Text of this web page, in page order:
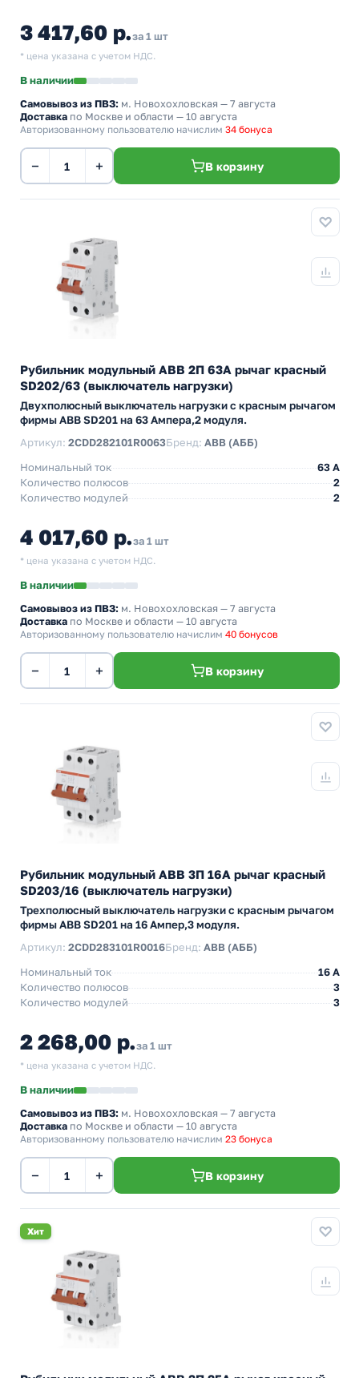
3 417,60 р.за 1 шт
* цена указана с учетом НДС.
В наличии
Самовывоз из ПВЗ: м. Новохохловская — 7 августа
Доставка по Москве и области — 10 августа
Авторизованному пользователю начислим 34 бонуса
− + В корзину
Рубильник модульный ABB 2П 63А рычаг красный
SD202/63 (выключатель нагрузки)
Двухполюсный выключатель нагрузки с красным рычагом
фирмы ABB SD201 на 63 Ампера,2 модуля.
Артикул: 2CDD282101R0063Бренд: ABB (АББ)
Номинальный ток
63 A
Количество полюсов
2
Количество модулей
2
4 017,60 р.за 1 шт
* цена указана с учетом НДС.
В наличии
Самовывоз из ПВЗ: м. Новохохловская — 7 августа
Доставка по Москве и области — 10 августа
Авторизованному пользователю начислим 40 бонусов
− + В корзину
Рубильник модульный ABB 3П 16А рычаг красный
SD203/16 (выключатель нагрузки)
Трехполюсный выключатель нагрузки с красным рычагом
фирмы ABB SD201 на 16 Ампер,3 модуля.
Артикул: 2CDD283101R0016Бренд: ABB (АББ)
Номинальный ток
16 A
Количество полюсов
3
Количество модулей
3
2 268,00 р.за 1 шт
* цена указана с учетом НДС.
В наличии
Самовывоз из ПВЗ: м. Новохохловская — 7 августа
Доставка по Москве и области — 10 августа
Авторизованному пользователю начислим 23 бонуса
− + В корзину
Хит